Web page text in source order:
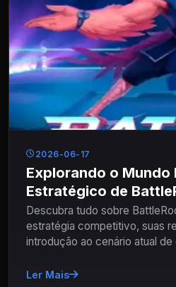
2026-06-17
Explorando o Mundo
Estratégico de
Descubra tudo sobre
estratégia competitivo, suas
introdução ao cenário atual de
Ler Mais